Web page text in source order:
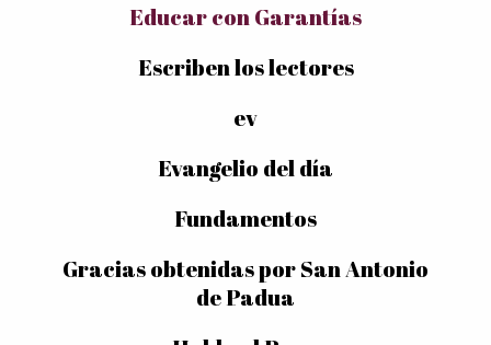
Educar con Garantías
Escriben los lectores
ev
Evangelio del día
Fundamentos
Gracias obtenidas por San Antonio
de Padua